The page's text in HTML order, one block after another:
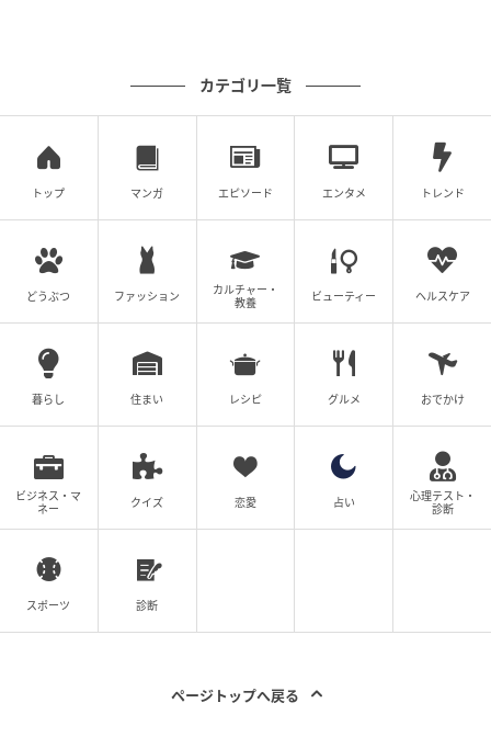
な制限と、アルコールの適量管理、そして十分な水分
補給の3つです。すい臓の仕事量を減らし、炎症の引き
金となる要因を防ぐために、数字を意識してみましょ
う。
【すい臓のための3つの食事ルール】
1. 脂質を1日30g（1食10g）を目安に制限する
脂質はすい臓への負担が最も大きい栄養素です。不調
を感じる数日間は、1日の脂質摂取量を30g程度に抑え
る工夫をします。
控えるべき食品：
揚げ物、霜降り肉、バター、洋菓
おすすめの食品：
豆腐、白身魚、おかゆなど、消化
が良く脂質の少ないもの
2. アルコールは『1日20g』を上限とし、不調時は完全
に休む
アルコールはすい炎のリスクを跳ね上げます。国の指
カテゴリ一覧
トップ マンガ エピソード エンタメ トレンド
どうぶつ ファッション
カルチャー・
教養
ビューティー ヘルスケア
暮らし 住まい レシピ グルメ おでかけ
ビジネス・マ
ネー
クイズ 恋愛 占い
心理テスト・
診断
スポーツ 診断
ページトップへ戻る